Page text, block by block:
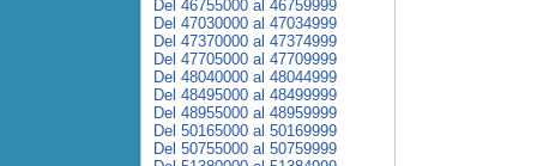
Del 46755000 al 46759999
Del 47030000 al 47034999
Del 47370000 al 47374999
Del 47705000 al 47709999
Del 48040000 al 48044999
Del 48495000 al 48499999
Del 48955000 al 48959999
Del 50165000 al 50169999
Del 50755000 al 50759999